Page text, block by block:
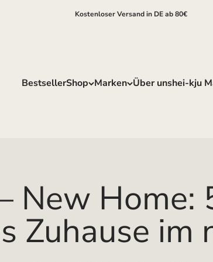
Kostenloser Versand in DE ab 80€
BestsellerShop Marken Über unshei-kju
New Home:
Zuhause im